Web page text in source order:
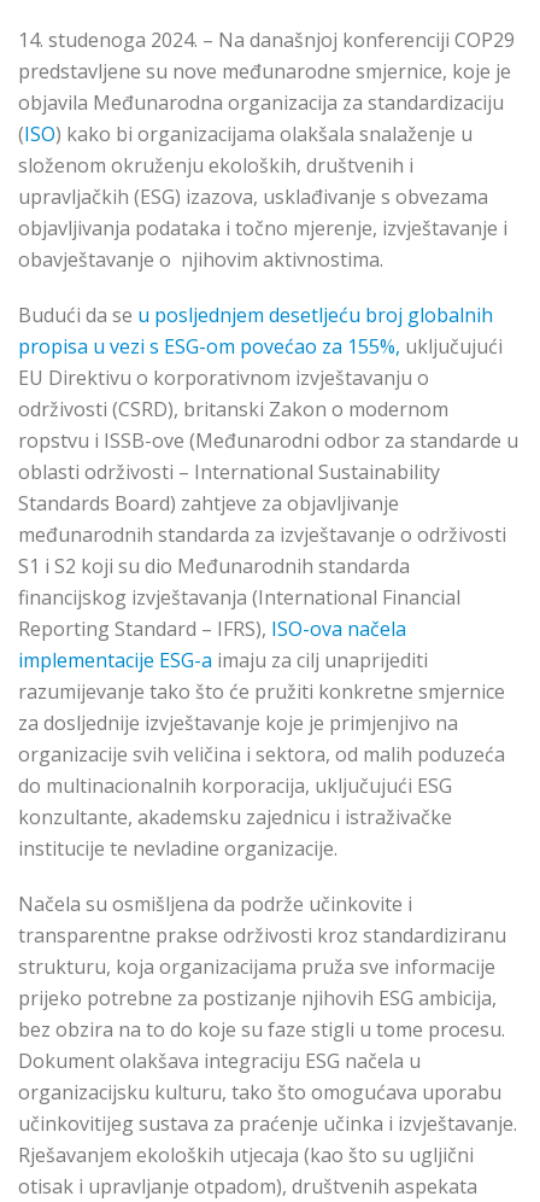
14. studenoga 2024. – Na današnjoj konferenciji COP29
predstavljene su nove međunarodne smjernice, koje je
objavila Međunarodna organizacija za standardizaciju
(ISO) kako bi organizacijama olakšala snalaženje u
složenom okruženju ekoloških, društvenih i
upravljačkih (ESG) izazova, usklađivanje s obvezama
objavljivanja podataka i točno mjerenje, izvještavanje i
obavještavanje o njihovim aktivnostima.
Budući da se u posljednjem desetljeću broj globalnih
propisa u vezi s ESG-om povećao za 155%, uključujući
EU Direktivu o korporativnom izvještavanju o
održivosti (CSRD), britanski Zakon o modernom
ropstvu i ISSB-ove (Međunarodni odbor za standarde u
oblasti održivosti – International Sustainability
Standards Board) zahtjeve za objavljivanje
međunarodnih standarda za izvještavanje o održivosti
S1 i S2 koji su dio Međunarodnih standarda
financijskog izvještavanja (International Financial
Reporting Standard – IFRS), ISO-ova načela
implementacije ESG-a imaju za cilj unaprijediti
razumijevanje tako što će pružiti konkretne smjernice
za dosljednije izvještavanje koje je primjenjivo na
organizacije svih veličina i sektora, od malih poduzeća
do multinacionalnih korporacija, uključujući ESG
konzultante, akademsku zajednicu i istraživačke
institucije te nevladine organizacije.
Načela su osmišljena da podrže učinkovite i
transparentne prakse održivosti kroz standardiziranu
strukturu, koja organizacijama pruža sve informacije
prijeko potrebne za postizanje njihovih ESG ambicija,
bez obzira na to do koje su faze stigli u tome procesu.
Dokument olakšava integraciju ESG načela u
organizacijsku kulturu, tako što omogućava uporabu
učinkovitijeg sustava za praćenje učinka i izvještavanje.
Rješavanjem ekoloških utjecaja (kao što su ugljični
otisak i upravljanje otpadom), društvenih aspekata